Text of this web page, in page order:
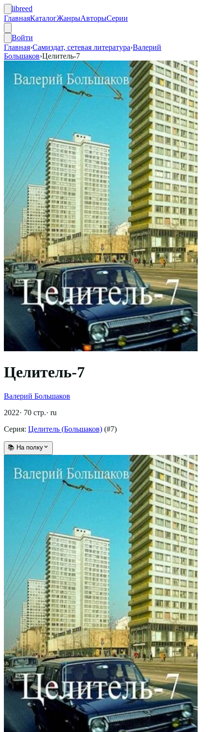
libreed
ГлавнаяКаталогЖанрыАвторыСерии
Войти
Главная›Самиздат, сетевая литература›Валерий
Большаков›Целитель-7
Целитель-7
Валерий Большаков
2022· 70 стр.· ru
Серия: Целитель (Большаков) (#7)
📚 На полку